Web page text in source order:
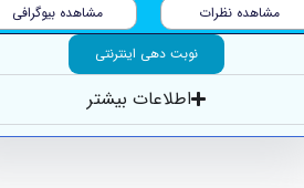
مشاهده نظرات
مشاهده بیوگرافی
نوبت دهی اینترنتی
اطلاعات بیشتر